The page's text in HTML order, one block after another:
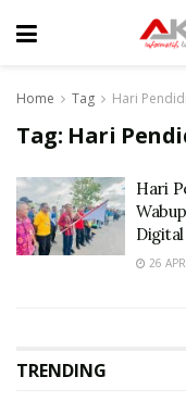
Home Tag Hari
Tag: Hari
Hari
26
TRENDING